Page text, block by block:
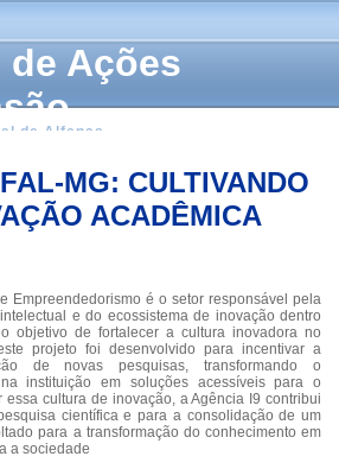
Ações
de Alfenas
MG: CULTIVANDO
ACADÊMICA
Empreendedorismo é o setor responsável pela
e do ecossistema de inovação dentro
objetivo de fortalecer a cultura inovadora no
projeto foi desenvolvido para incentivar a
de novas pesquisas, transformando o
instituição em soluções acessíveis para o
essa cultura de inovação, a Agência I9 contribui
científica e para a consolidação de um
para a transformação do conhecimento em
a sociedade